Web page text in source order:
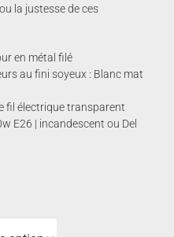
la justesse de ces
en métal filé
au fini soyeux : Blanc mat
fil électrique transparent
E26 | incandescent ou Del